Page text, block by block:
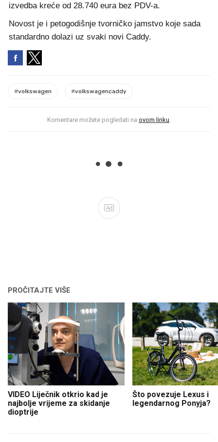
izvedba kreće od 28.740 eura bez PDV-a.
Novost je i petogodišnje tvorničko jamstvo koje sada
standardno dolazi uz svaki novi Caddy.
#volkswagen #volkswagencaddy
Komentare možete pogledati na ovom linku
Ad
PROČITAJTE VIŠE
VIDEO Liječnik otkrio kad je
najbolje vrijeme za skidanje
dioptrije
Što povezuje Lexus i
legendarnog Ponyja?